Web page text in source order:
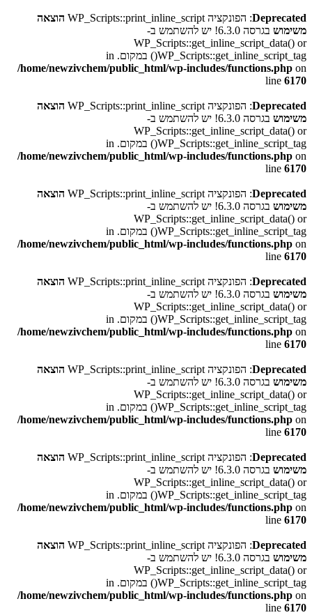
Deprecated: הפונקציה WP_Scripts::print_inline_script
הוצאה
משימוש
בגרסה 6.3.0! יש להשתמש ב-
WP_Scripts::get_inline_script_data() or
WP_Scripts::get_inline_script_tag() במקום. in
/home/newzivchem/public_html/wp-includes/functions.php on
line 6170
Deprecated: הפונקציה WP_Scripts::print_inline_script
הוצאה
משימוש
בגרסה 6.3.0! יש להשתמש ב-
WP_Scripts::get_inline_script_data() or
WP_Scripts::get_inline_script_tag() במקום. in
/home/newzivchem/public_html/wp-includes/functions.php on
line 6170
Deprecated: הפונקציה WP_Scripts::print_inline_script
הוצאה
משימוש
בגרסה 6.3.0! יש להשתמש ב-
WP_Scripts::get_inline_script_data() or
WP_Scripts::get_inline_script_tag() במקום. in
/home/newzivchem/public_html/wp-includes/functions.php on
line 6170
Deprecated: הפונקציה WP_Scripts::print_inline_script
הוצאה
משימוש
בגרסה 6.3.0! יש להשתמש ב-
WP_Scripts::get_inline_script_data() or
WP_Scripts::get_inline_script_tag() במקום. in
/home/newzivchem/public_html/wp-includes/functions.php on
line 6170
Deprecated: הפונקציה WP_Scripts::print_inline_script
הוצאה
משימוש
בגרסה 6.3.0! יש להשתמש ב-
WP_Scripts::get_inline_script_data() or
WP_Scripts::get_inline_script_tag() במקום. in
/home/newzivchem/public_html/wp-includes/functions.php on
line 6170
Deprecated: הפונקציה WP_Scripts::print_inline_script
הוצאה
משימוש
בגרסה 6.3.0! יש להשתמש ב-
WP_Scripts::get_inline_script_data() or
WP_Scripts::get_inline_script_tag() במקום. in
/home/newzivchem/public_html/wp-includes/functions.php on
line 6170
Deprecated: הפונקציה WP_Scripts::print_inline_script
הוצאה
משימוש
בגרסה 6.3.0! יש להשתמש ב-
WP_Scripts::get_inline_script_data() or
WP_Scripts::get_inline_script_tag() במקום. in
/home/newzivchem/public_html/wp-includes/functions.php on
line 6170